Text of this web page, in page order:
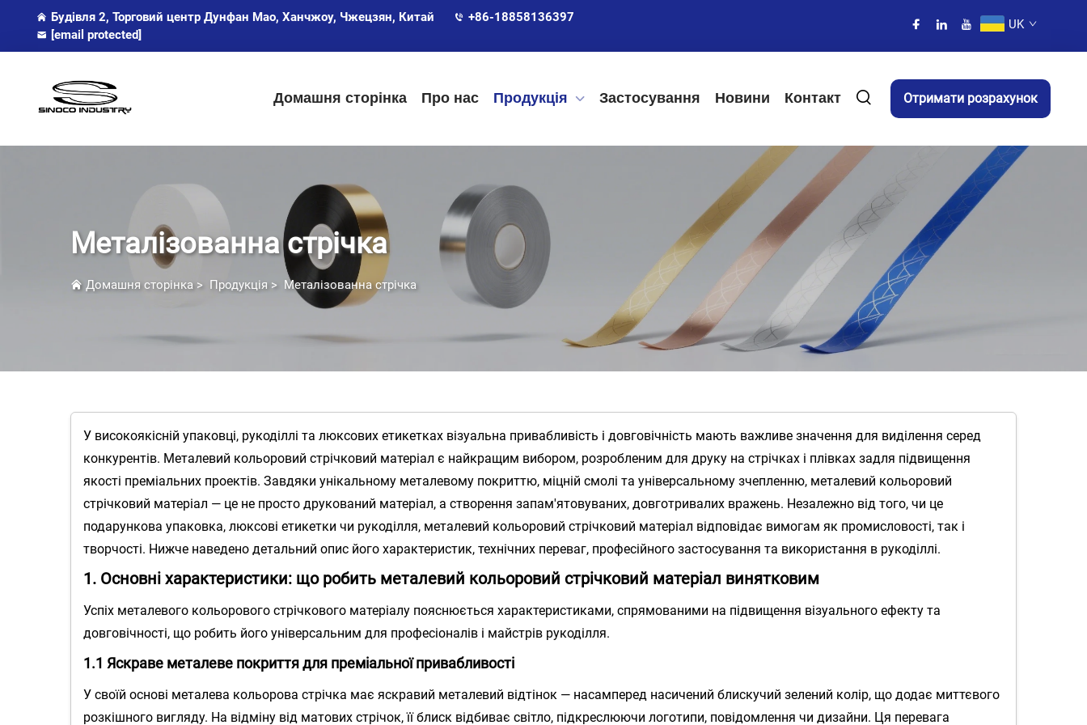
Будівля 2, Торговий центр Дунфан Мао, Ханчжоу, Чжецзян, Китай
+86-18858136397
[email protected]
UK
Домашня сторінка Про нас Продукція Застосування Новини Контакт Отримати розрахунок
Металізованна стрічка
Домашня сторінка> Продукція> Металізованна стрічка
У високоякісній упаковці, рукоділлі та люксових етикетках візуальна привабливість і довговічність мають важливе значення для виділення серед
конкурентів. Металевий кольоровий стрічковий матеріал є найкращим вибором, розробленим для друку на стрічках і плівках задля підвищення
якості преміальних проектів. Завдяки унікальному металевому покриттю, міцній смолі та універсальному зчепленню, металевий кольоровий
стрічковий матеріал — це не просто друкований матеріал, а створення запам'ятовуваних, довготривалих вражень. Незалежно від того, чи це
подарункова упаковка, люксові етикетки чи рукоділля, металевий кольоровий стрічковий матеріал відповідає вимогам як промисловості, так і
творчості. Нижче наведено детальний опис його характеристик, технічних переваг, професійного застосування та використання в рукоділлі.
1. Основні характеристики: що робить металевий кольоровий стрічковий матеріал винятковим
Успіх металевого кольорового стрічкового матеріалу пояснюється характеристиками, спрямованими на підвищення візуального ефекту та
довговічності, що робить його універсальним для професіоналів і майстрів рукоділля.
1.1 Яскраве металеве покриття для преміальної привабливості
У своїй основі металева кольорова стрічка має яскравий металевий відтінок — насамперед насичений блискучий зелений колір, що додає миттєвого
розкішного вигляду. На відміну від матових стрічок, її блиск відбиває світло, підкреслюючи логотипи, повідомлення чи дизайни. Ця перевага